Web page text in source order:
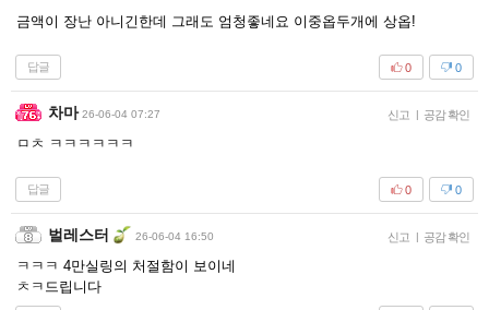
금액이 장난 아니긴한데 그래도 엄청좋네요 이중옵두개에 상옵!
답글 0
0
차마 26-06-04 07:27 신고 | 공감 확인
ㅁㅊ ㅋㅋㅋㅋㅋㅋ
답글 0
0
벌레스터 26-06-04 16:50 신고 | 공감 확인
ㅋㅋㅋ 4만실링의 처절함이 보이네
ㅊㅋ드립니다